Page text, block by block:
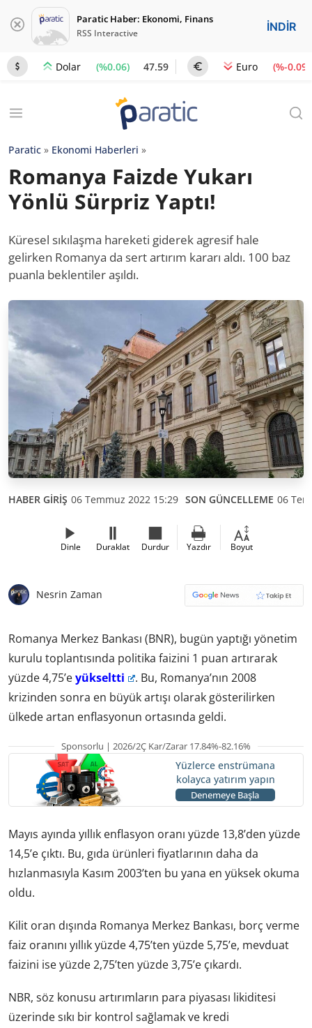
Paratic Haber: Ekonomi, Finans
RSS Interactive İNDİR
Dolar (%0.06) 47.59 Euro (%-0.09)
Paratic » Ekonomi Haberleri »
Romanya Faizde Yukarı
Yönlü Sürpriz Yaptı!
Küresel sıkılaşma hareketi giderek agresif hale
gelirken Romanya da sert artırım kararı aldı. 100 baz
puanla beklentiler aşıldı.
HABER GİRİŞ 06 Temmuz 2022 15:29 SON GÜNCELLEME 06
Dinle Duraklat Durdur Yazdır Boyut
Nesrin Zaman
Romanya Merkez Bankası (BNR), bugün yaptığı yönetim
kurulu toplantısında politika faizini 1 puan artırarak
yüzde 4,75’eyükseltti
. Bu, Romanya’nın 2008
krizinden sonra en büyük artışı olarak gösterilirken
ülkede artan enflasyonun ortasında geldi.
Sponsorlu | 2026/2Ç Kar/Zarar 17.84%-82.16%
Yüzlerce enstrümana
kolayca yatırım yapın
Denemeye Başla
Mayıs ayında yıllık enflasyon oranı yüzde 13,8’den yüzde
14,5’e çıktı. Bu, gıda ürünleri fiyatlarının daha da
hızlanmasıyla Kasım 2003’ten bu yana en yüksek okuma
oldu.
Kilit oran dışında Romanya Merkez Bankası, borç verme
faiz oranını yıllık yüzde 4,75’ten yüzde 5,75’e, mevduat
faizini ise yüzde 2,75’ten yüzde 3,75’e çıkardı.
NBR, söz konusu artırımların para piyasası likiditesi
üzerinde sıkı bir kontrol sağlamak ve kredi